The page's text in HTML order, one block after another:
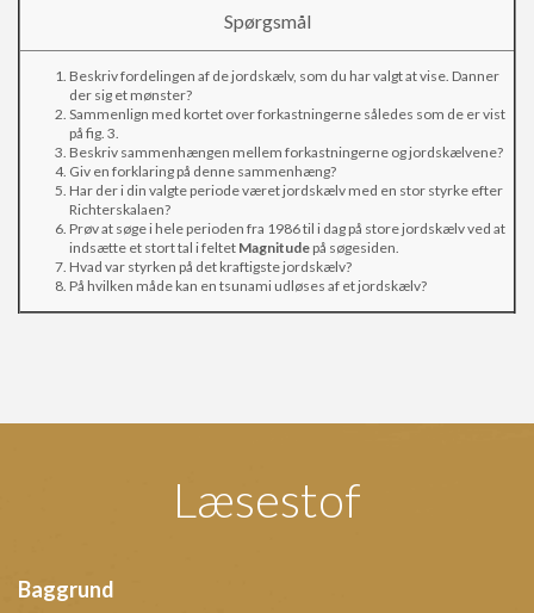
Spørgsmål
Beskriv fordelingen af de jordskælv, som du har valgt at vise. Danner
der sig et mønster?
Sammenlign med kortet over forkastningerne således som de er vist
på fig. 3.
Beskriv sammenhængen mellem forkastningerne og jordskælvene?
Giv en forklaring på denne sammenhæng?
Har der i din valgte periode været jordskælv med en stor styrke efter
Richterskalaen?
Prøv at søge i hele perioden fra 1986 til i dag på store jordskælv ved at
indsætte et stort tal i feltet Magnitude på søgesiden.
Hvad var styrken på det kraftigste jordskælv?
På hvilken måde kan en tsunami udløses af et jordskælv?
Læsestof
Baggrund